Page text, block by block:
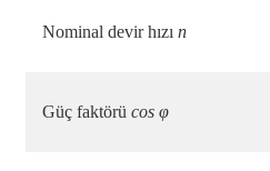
Nominal devir hızı n
Güç faktörü cos φ